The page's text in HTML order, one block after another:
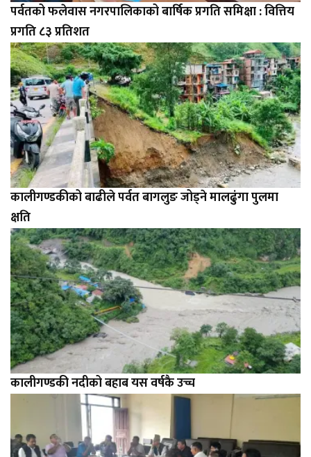
पर्वतको फलेवास नगरपालिकाको बार्षिक प्रगति समिक्षा : वित्तिय
प्रगति ८३ प्रतिशत
कालीगण्डकीको बाढीले पर्वत बागलुङ जोड्ने मालढुंगा पुलमा
क्षति
कालीगण्डकी नदीको बहाब यस वर्षकै उच्च